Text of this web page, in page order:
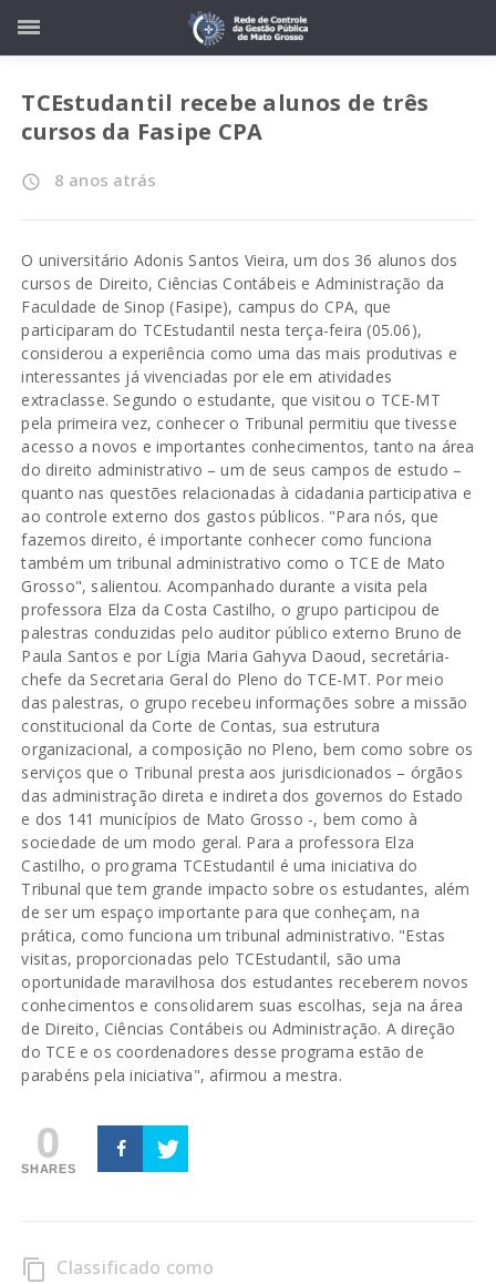
TCEstudantil recebe alunos de três
cursos da Fasipe CPA
access_time 8 anos atrás
O universitário Adonis Santos Vieira, um dos 36 alunos dos
cursos de Direito, Ciências Contábeis e Administração da
Faculdade de Sinop (Fasipe), campus do CPA, que
participaram do TCEstudantil nesta terça-feira (05.06),
considerou a experiência como uma das mais produtivas e
interessantes já vivenciadas por ele em atividades
extraclasse. Segundo o estudante, que visitou o TCE-MT
pela primeira vez, conhecer o Tribunal permitiu que tivesse
acesso a novos e importantes conhecimentos, tanto na área
do direito administrativo – um de seus campos de estudo –
quanto nas questões relacionadas à cidadania participativa e
ao controle externo dos gastos públicos. "Para nós, que
fazemos direito, é importante conhecer como funciona
também um tribunal administrativo como o TCE de Mato
Grosso", salientou. Acompanhado durante a visita pela
professora Elza da Costa Castilho, o grupo participou de
palestras conduzidas pelo auditor público externo Bruno de
Paula Santos e por Lígia Maria Gahyva Daoud, secretária-
chefe da Secretaria Geral do Pleno do TCE-MT. Por meio
das palestras, o grupo recebeu informações sobre a missão
constitucional da Corte de Contas, sua estrutura
organizacional, a composição no Pleno, bem como sobre os
serviços que o Tribunal presta aos jurisdicionados – órgãos
das administração direta e indireta dos governos do Estado
e dos 141 municípios de Mato Grosso -, bem como à
sociedade de um modo geral. Para a professora Elza
Castilho, o programa TCEstudantil é uma iniciativa do
Tribunal que tem grande impacto sobre os estudantes, além
de ser um espaço importante para que conheçam, na
prática, como funciona um tribunal administrativo. "Estas
visitas, proporcionadas pelo TCEstudantil, são uma
oportunidade maravilhosa dos estudantes receberem novos
conhecimentos e consolidarem suas escolhas, seja na área
de Direito, Ciências Contábeis ou Administração. A direção
do TCE e os coordenadores desse programa estão de
parabéns pela iniciativa", afirmou a mestra.
0
SHARES
content_copy Classificado como